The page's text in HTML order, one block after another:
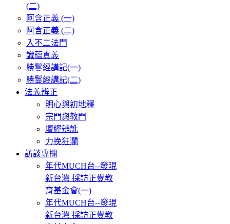
(二)
阿含正義 (一)
阿含正義 (二)
入不二法門
識蘊真義
勝鬘經講記(一)
勝鬘經講記(二)
法義辨正
明心與初地釋
宗門與教門
壇經辨訛
力挽狂瀾
訪談專欄
年代MUCH台--發現
新台灣 採訪正覺教
育基金會(一)
年代MUCH台--發現
新台灣 採訪正覺教